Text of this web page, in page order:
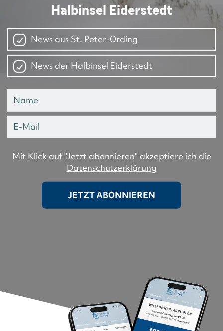
Halbinsel Eiderstedt
News aus St. Peter-Ording
News der Halbinsel Eiderstedt
Mit Klick auf "Jetzt abonnieren" akzeptiere ich die
Datenschutzerklärung